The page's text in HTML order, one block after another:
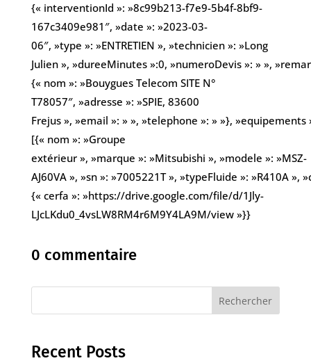
{« interventionId »: »8c99b213-f7e9-5b4f-8bf9-
167c3409e981″, »date »: »2023-03-
06″, »type »: »ENTRETIEN », »technicien »: »Long
Julien », »dureeMinutes »:0, »numeroDevis »: » »,
{« nom »: »Bouygues Telecom SITE N°
T78057″, »adresse »: »SPIE, 83600
Frejus », »email »: » », »telephone »: » »}, »equipements
[{« nom »: »Groupe
extérieur », »marque »: »Mitsubishi », »modele »: »MSZ-
AJ60VA », »sn »: »7005221T », »typeFluide »: »R410A »,
{« cerfa »: »https://drive.google.com/file/d/1Jly-
LJcLKdu0_4vsLW8RM4r6M9Y4LA9M/view »}}
0 commentaire
Rechercher
Recent Posts